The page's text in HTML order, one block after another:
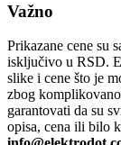
Važno
Prikazane cene su
isključivo u RSD.
slike i cene što je
zbog
garantovati da su
opisa, cena ili bilo